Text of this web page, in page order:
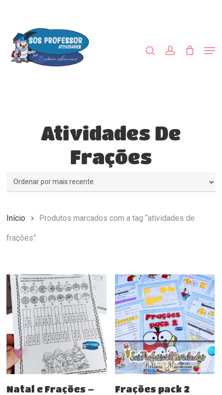
content
Atividades De
Frações
Início Produtos marcados com a tag “atividades de
frações”
Comprar
Natal e Frações –
Comprar
Frações pack 2